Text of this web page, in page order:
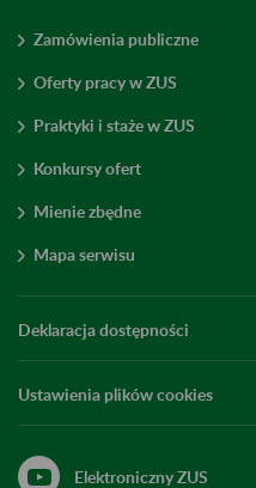
Zamówienia publiczne
Oferty pracy w ZUS
Praktyki i staże w ZUS
Konkursy ofert
Mienie zbędne
Mapa serwisu
Deklaracja dostępności
Ustawienia plików cookies
Elektroniczny ZUS